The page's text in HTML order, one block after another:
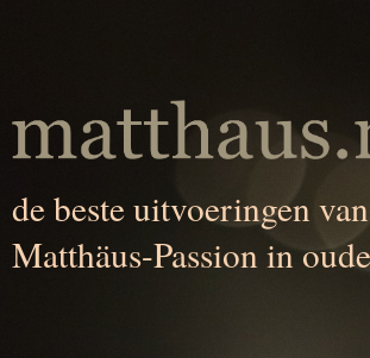
de beste uitvoeringen
Matthäus-Passion in